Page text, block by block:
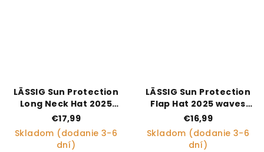
LÄSSIG Sun Protection
Long Neck Hat 2025
coral 07-18 mo.
€17,99
Skladom (dodanie 3-6
dní)
LÄSSIG Sun Protection
Flap Hat 2025 waves
sea salt 19-36 mo.
€16,99
Skladom (dodanie 3-6
dní)